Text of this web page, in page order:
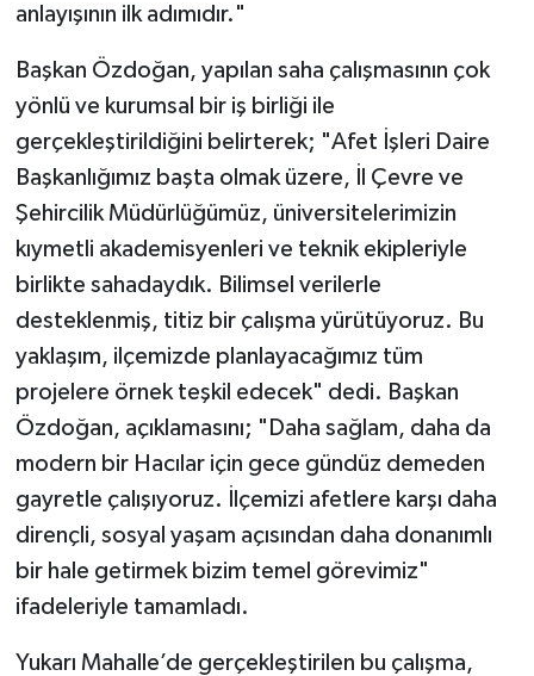
anlayışının ilk adımıdır."
Başkan Özdoğan, yapılan saha çalışmasının çok
yönlü ve kurumsal bir iş birliği ile
gerçekleştirildiğini belirterek; "Afet İşleri Daire
Başkanlığımız başta olmak üzere, İl Çevre ve
Şehircilik Müdürlüğümüz, üniversitelerimizin
kıymetli akademisyenleri ve teknik ekipleriyle
birlikte sahadaydık. Bilimsel verilerle
desteklenmiş, titiz bir çalışma yürütüyoruz. Bu
yaklaşım, ilçemizde planlayacağımız tüm
projelere örnek teşkil edecek" dedi. Başkan
Özdoğan, açıklamasını; "Daha sağlam, daha da
modern bir Hacılar için gece gündüz demeden
gayretle çalışıyoruz. İlçemizi afetlere karşı daha
dirençli, sosyal yaşam açısından daha donanımlı
bir hale getirmek bizim temel görevimiz"
ifadeleriyle tamamladı.
Yukarı Mahalle’de gerçekleştirilen bu çalışma,